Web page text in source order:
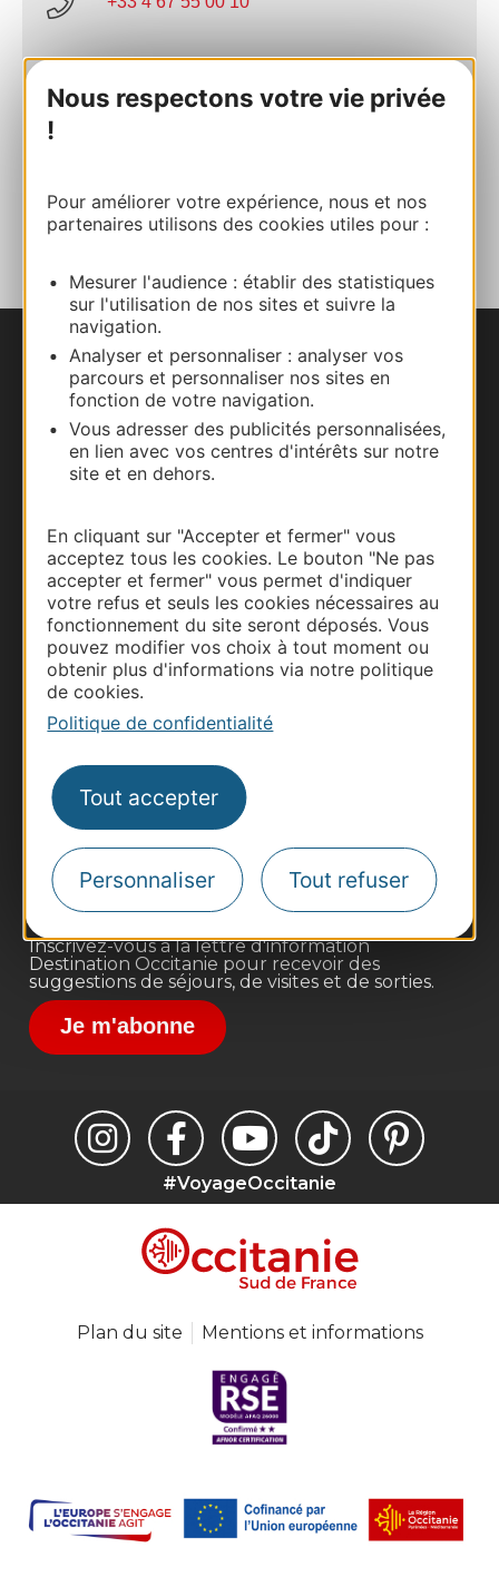
Nous respectons votre vie privée
!
Pour améliorer votre expérience, nous et nos
partenaires utilisons des cookies utiles pour :
Mesurer l'audience : établir des statistiques
sur l'utilisation de nos sites et suivre la
navigation.
Analyser et personnaliser : analyser vos
parcours et personnaliser nos sites en
fonction de votre navigation.
Vous adresser des publicités personnalisées,
en lien avec vos centres d'intérêts sur notre
site et en dehors.
En cliquant sur "Accepter et fermer" vous
acceptez tous les cookies. Le bouton "Ne pas
accepter et fermer" vous permet d'indiquer
votre refus et seuls les cookies nécessaires au
fonctionnement du site seront déposés. Vous
pouvez modifier vos choix à tout moment ou
obtenir plus d'informations via notre politique
de cookies.
Politique de confidentialité
Tout accepter
Personnaliser Tout refuser
AJOUTER
AU CARNET
Nous contacter
Carte interactive
Documentation
Thermalisme
Business/Mice
Pros d'Occitanie
Voyagistes
Destination Sport
Inscrivez-vous à la lettre d'information
Destination Occitanie pour recevoir des
suggestions de séjours, de visites et de sorties.
Je m'abonne
#VoyageOccitanie
Plan du site Mentions et informations